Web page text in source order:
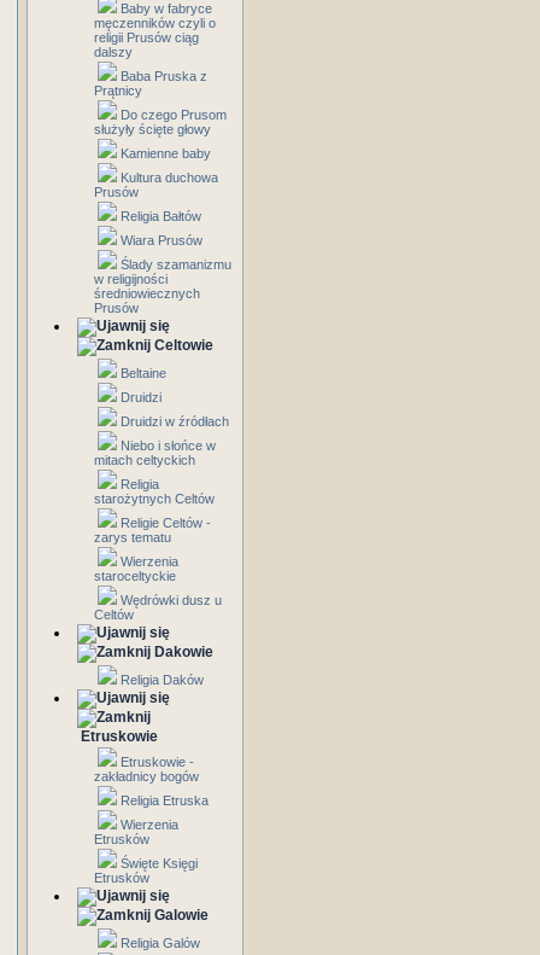
Baby w fabryce
męczenników czyli o
religii Prusów ciąg
dalszy
Baba Pruska z
Prątnicy
Do czego Prusom
służyły ścięte głowy
Kamienne baby
Kultura duchowa
Prusów
Religia Bałtów
Wiara Prusów
Ślady szamanizmu
w religijności
średniowiecznych
Prusów
Celtowie
Beltaine
Druidzi
Druidzi w źródłach
Niebo i słońce w
mitach celtyckich
Religia
starożytnych Celtów
Religie Celtów -
zarys tematu
Wierzenia
staroceltyckie
Wędrówki dusz u
Celtów
Dakowie
Religia Daków
Etruskowie
Etruskowie -
zakładnicy bogów
Religia Etruska
Wierzenia
Etrusków
Święte Księgi
Etrusków
Galowie
Religia Galów